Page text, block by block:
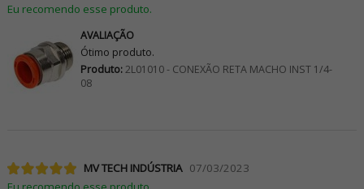
Eu recomendo esse produto.
AVALIAÇÃO
Ótimo produto.
Produto:2L01010 - CONEXÃO RETA MACHO INST 1/4-
08
MV TECH INDÚSTRIA 07/03/2023